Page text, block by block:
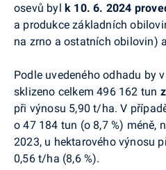
osevů byl k 10. 6. 2024
a produkce základních
na zrno a ostatních obilovin)
Podle uvedeného odhadu by
sklizeno celkem 496 162 tun
při výnosu 5,90 t/ha. V
o 47 184 tun (o 8,7 %) méně,
2023, u hektarového výnosu
0,56 t/ha (8,6 %).